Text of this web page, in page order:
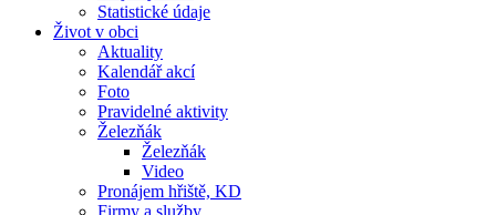
Statistické údaje
Život v obci
Aktuality
Kalendář akcí
Foto
Pravidelné aktivity
Železňák
Železňák
Video
Pronájem hřiště, KD
Firmy a služby